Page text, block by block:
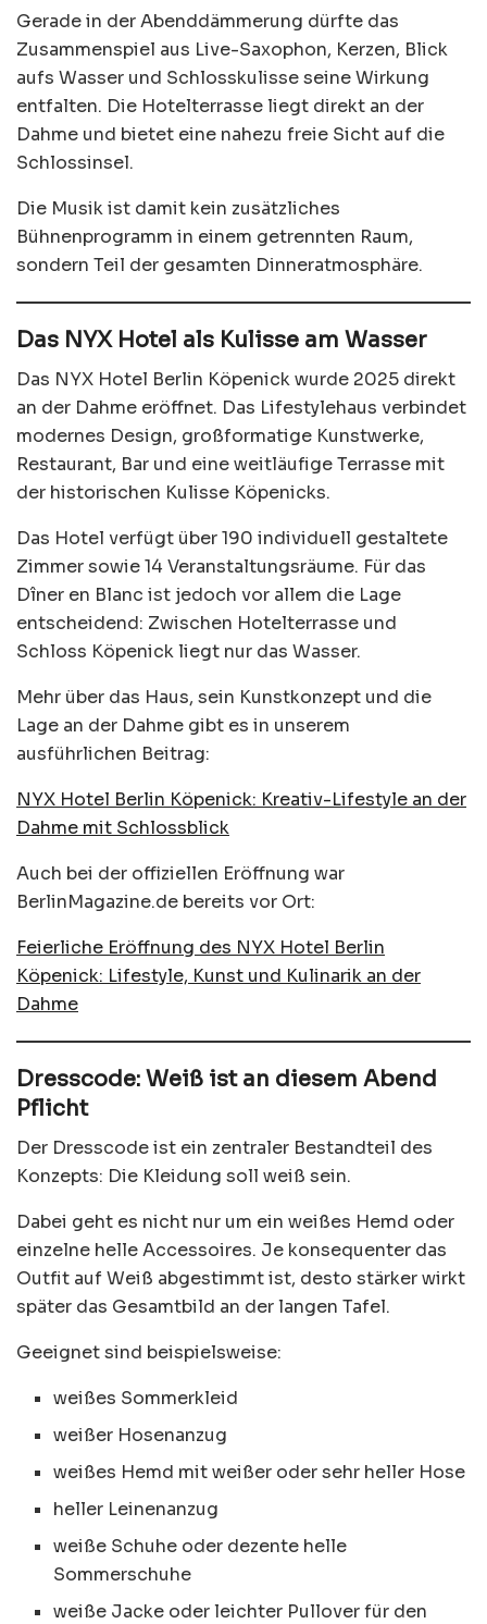
Gerade in der Abenddämmerung dürfte das
Zusammenspiel aus Live-Saxophon, Kerzen, Blick
aufs Wasser und Schlosskulisse seine Wirkung
entfalten. Die Hotelterrasse liegt direkt an der
Dahme und bietet eine nahezu freie Sicht auf die
Schlossinsel.
Die Musik ist damit kein zusätzliches
Bühnenprogramm in einem getrennten Raum,
sondern Teil der gesamten Dinneratmosphäre.
Das NYX Hotel als Kulisse am Wasser
Das NYX Hotel Berlin Köpenick wurde 2025 direkt
an der Dahme eröffnet. Das Lifestylehaus verbindet
modernes Design, großformatige Kunstwerke,
Restaurant, Bar und eine weitläufige Terrasse mit
der historischen Kulisse Köpenicks.
Das Hotel verfügt über 190 individuell gestaltete
Zimmer sowie 14 Veranstaltungsräume. Für das
Dîner en Blanc ist jedoch vor allem die Lage
entscheidend: Zwischen Hotelterrasse und
Schloss Köpenick liegt nur das Wasser.
Mehr über das Haus, sein Kunstkonzept und die
Lage an der Dahme gibt es in unserem
ausführlichen Beitrag:
NYX Hotel Berlin Köpenick: Kreativ-Lifestyle an der
Dahme mit Schlossblick
Auch bei der offiziellen Eröffnung war
BerlinMagazine.de bereits vor Ort:
Feierliche Eröffnung des NYX Hotel Berlin
Köpenick: Lifestyle, Kunst und Kulinarik an der
Dahme
Dresscode: Weiß ist an diesem Abend
Pflicht
Der Dresscode ist ein zentraler Bestandteil des
Konzepts: Die Kleidung soll weiß sein.
Dabei geht es nicht nur um ein weißes Hemd oder
einzelne helle Accessoires. Je konsequenter das
Outfit auf Weiß abgestimmt ist, desto stärker wirkt
später das Gesamtbild an der langen Tafel.
Geeignet sind beispielsweise:
weißes Sommerkleid
weißer Hosenanzug
weißes Hemd mit weißer oder sehr heller Hose
heller Leinenanzug
weiße Schuhe oder dezente helle
Sommerschuhe
weiße Jacke oder leichter Pullover für den